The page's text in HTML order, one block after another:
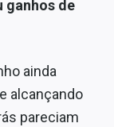
ganhos de
ainda
alcançando
pareciam